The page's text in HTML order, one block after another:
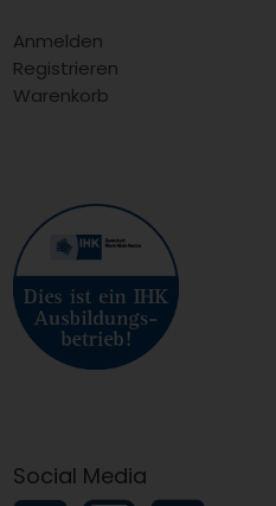
Anmelden
Registrieren
Warenkorb
Social Media